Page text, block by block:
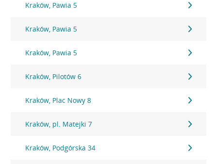
Kraków, Pawia 5
Kraków, Pawia 5
Kraków, Pawia 5
Kraków, Pilotów 6
Kraków, Plac Nowy 8
Kraków, pl. Matejki 7
Kraków, Podgórska 34